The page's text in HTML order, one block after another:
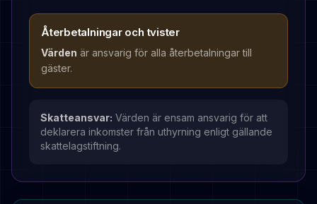
Återbetalningar och tvister
Värden är ansvarig för alla återbetalningar till
gäster.
Skatteansvar: Värden är ensam ansvarig för att
deklarera inkomster från uthyrning enligt gällande
skattelagstiftning.